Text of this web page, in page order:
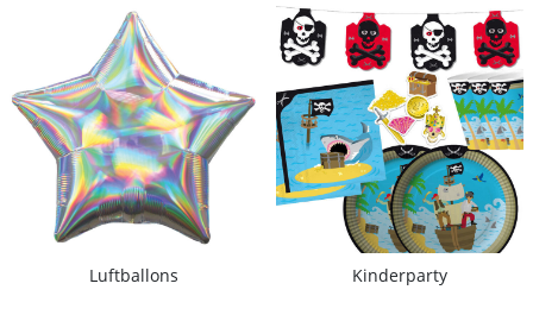
Luftballons Kinderparty